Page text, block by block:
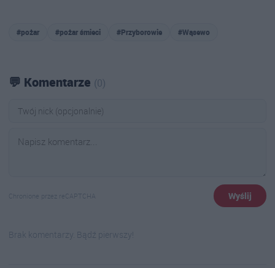
#pożar #pożar śmieci #Przyborowie #Wąsewo
💬 Komentarze (0)
Chronione przez reCAPTCHA Wyślij
Brak komentarzy. Bądź pierwszy!